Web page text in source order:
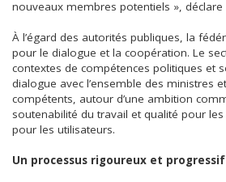
nouveaux membres potentiels », déclare
À l’égard des autorités publiques, la
pour le dialogue et la coopération. Le
contextes de compétences politiques et
dialogue avec l’ensemble des ministres
compétents, autour d’une ambition
soutenabilité du travail et qualité pour
pour les utilisateurs.
Un processus rigoureux et progressif